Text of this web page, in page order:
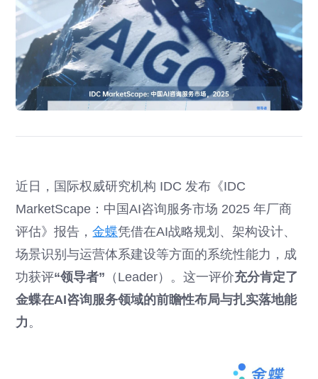
近日，国际权威研究机构 IDC 发布《IDC
MarketScape：中国AI咨询服务市场 2025 年厂商
评估》报告，金蝶凭借在AI战略规划、架构设计、
场景识别与运营体系建设等方面的系统性能力，成
功获评“领导者” （Leader）。这一评价充分肯定了
金蝶在AI咨询服务领域的前瞻性布局与扎实落地能
力 。